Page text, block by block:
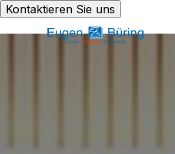
Kontaktieren Sie uns